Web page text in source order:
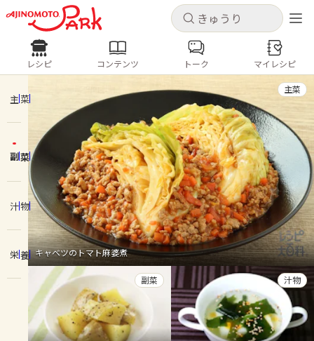
キャンセル
ログインするとレシピを保存できます
ログイン 新規登録
ホーム
コンテンツ
レシピ
トーク
よくあるお問い合わせ
キャンセル
レシピ コンテンツ
人気の食材・レシピ
きゅうり なす トマト
とうもろこし
ピーマン
みょうが ゴーヤ
レシピ コンテンツ トーク マイレシピ
主菜
副菜
汁物
栄養 キャベツのトマト麻婆煮
主菜
副菜 汁物